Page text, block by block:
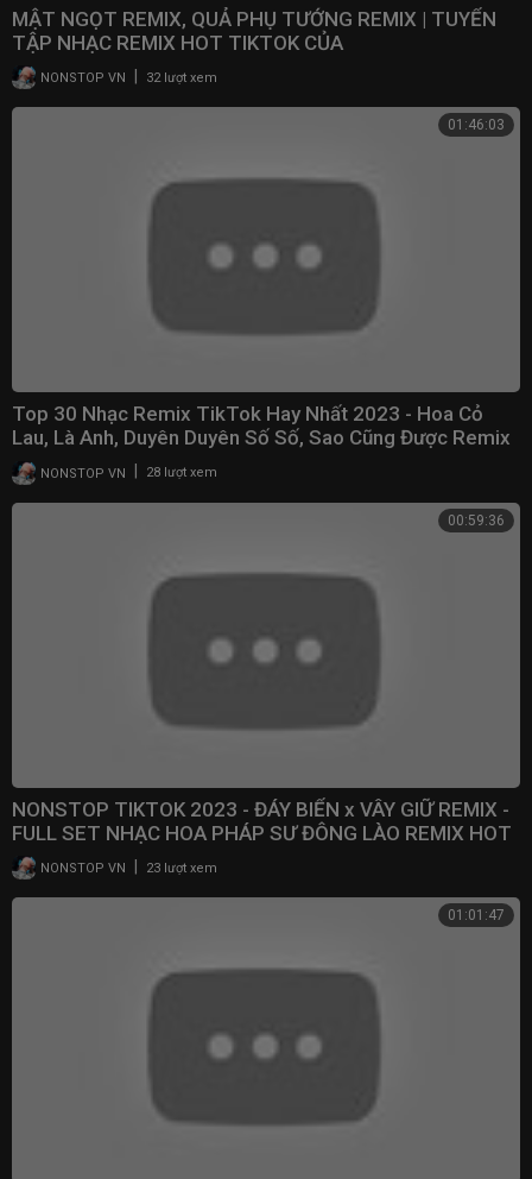
MẬT NGỌT REMIX, QUẢ PHỤ TƯỚNG REMIX | TUYỂN
TẬP NHẠC REMIX HOT TIKTOK CỦA
DUNGHOANGPHAM
NONSTOP VN 32 lượt xem
01:46:03
Top 30 Nhạc Remix TikTok Hay Nhất 2023 - Hoa Cỏ
Lau, Là Anh, Duyên Duyên Số Số, Sao Cũng Được Remix
NONSTOP VN 28 lượt xem
00:59:36
NONSTOP TIKTOK 2023 - ĐÁY BIỂN x VÂY GIỮ REMIX -
FULL SET NHẠC HOA PHÁP SƯ ĐÔNG LÀO REMIX HOT
2023NONSTOP VN 23 lượt xem
01:01:47